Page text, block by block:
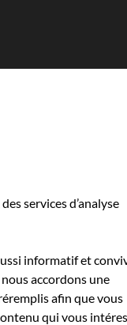
services d’analyse
informatif et
accordons une
afin que vous
qui vous